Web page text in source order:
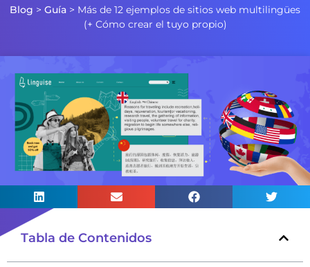
Blog > Guía > Más de 12 ejemplos de sitios web multilingües
(+ Cómo crear el tuyo propio)
Tabla de Contenidos